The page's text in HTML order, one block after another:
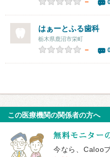
はぁーとふる歯科
栃木県鹿沼市栄町
－
この医療機関の関係者の方へ
今なら、Caloo